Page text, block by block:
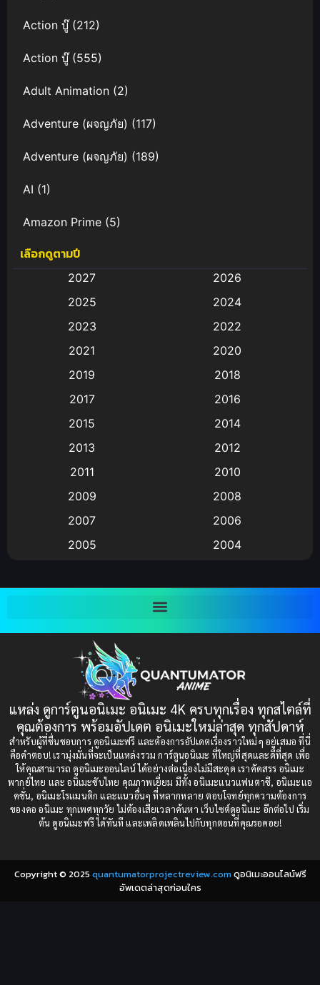
Action บู๊(212)
Action บู๊(555)
Adult Animation (2)
Adventure (ผจญภัย) (117)
Adventure (ผจญภัย) (189)
AI (1)
Amazon Prime (5)
Anal (ประตูหลัง)
Animation การ์ตูน
Animation อนิเมะ
Animation แอนิเมชัน
(9)
Big tits (นมใหญ่)
Bitch (ผู้หญิงร่าน)
Bondage (ทาส)(1)
(1)
Censored (เซ็นเซอร์)(19)
Comedy (ตลก)(235)
Comedy (ตลก)(85)
Comic Book การ์ตูน(1)
Coming-of-Age ก้าวผ่านวัย(6)
เลือกดูตามปี
2027
2026
2025
2024
2023
2022
2021
2020
2019
2018
2017
2016
2015
2014
2013
2012
2011
2010
2009
2008
2007
2006
2005
2004
2001
2000
1997
1993
1991
1989
1988
1987
1985
1984
1983
1982
1981
1980
1979
แหล่ง ดูการ์ตูนอนิเมะ อนิเมะ 4K ครบทุกเรื่อง ทุกสไตล์ที่
คุณต้องการ พร้อมอัปเดต อนิเมะใหม่ล่าสุด ทุกสัปดาห์
สำหรับผู้ที่ชื่นชอบการ ดูอนิเมะฟรี และต้องการอัปเดตเรื่องราวใหม่ๆ อยู่เสมอ ที่นี่
คือคำตอบ! เรามุ่งมั่นที่จะเป็นแหล่งรวม การ์ตูนอนิเมะ ที่ใหญ่ที่สุดและดีที่สุด เพื่อ
ให้คุณสามารถ ดูอนิเมะออนไลน์ ได้อย่างต่อเนื่องไม่มีสะดุด เราคัดสรร อนิเมะ
พากย์ไทย และ อนิเมะซับไทย คุณภาพเยี่ยม มีทั้ง อนิเมะแนวแฟนตาซี, อนิเมะแอ
คชั่น, อนิเมะโรแมนติก และแนวอื่นๆ ที่หลากหลาย ตอบโจทย์ทุกความต้องการ
ของคอ อนิเมะ ทุกเพศทุกวัย ไม่ต้องเสียเวลาค้นหา เว็บไซต์ดูอนิเมะ อีกต่อไป เริ่ม
ต้น ดูอนิเมะฟรี ได้ทันที และเพลิดเพลินไปกับทุกตอนที่คุณรอคอย!
Copyright © 2025 quantumatorprojectreview.comดูอนิเมะออนไลน์ฟรี
อัพเดตล่าสุดก่อนใคร